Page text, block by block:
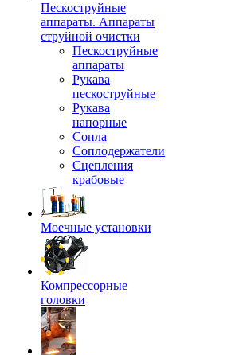
Пескоструйные
аппараты. Аппараты
струйной очистки
Пескоструйные
аппараты
Рукава
пескоструйные
Рукава
напорные
Сопла
Соплодержатели
Сцепления
крабовые
Моечные установки
Компрессорные
головки